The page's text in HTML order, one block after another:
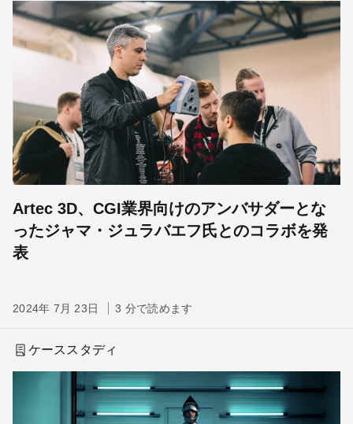
Artec 3D、CGI業界向けのアンバサダーとな
ったジャマ・ジュラバエフ氏とのコラボを発
表
2024年 7月 23日 3 分で読めます
ケーススタディ